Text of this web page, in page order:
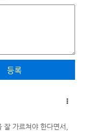
등록
가르쳐야 한다면서,